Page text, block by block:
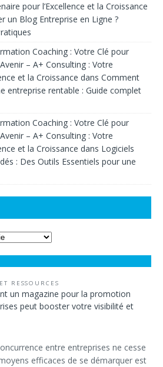
pour l’Excellence et la Croissance
un Blog Entreprise en Ligne ?
Coaching : Votre Clé pour
– A+ Consulting : Votre
et la Croissance dans Comment
entreprise rentable : Guide complet
Coaching : Votre Clé pour
– A+ Consulting : Votre
et la Croissance dans Logiciels
: Des Outils Essentiels pour une
RESSOURCES
un magazine pour la promotion
peut booster votre visibilité et
entre entreprises ne cesse
efficaces de se démarquer est